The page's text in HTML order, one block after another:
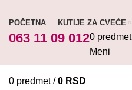
POČETNA KUTIJE ZA CVEĆE
063 11 09 0120 predmet
Meni
0 predmet / 0 RSD